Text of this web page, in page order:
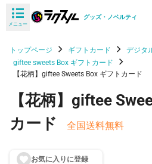
メニュー
グッズ・ノベルティ
トップページ ギフトカード
デジタ
giftee sweets Box ギフトカード
【花柄】giftee Sweets Box ギフトカード
【花柄】giftee
カード
全国送料無料
お気に入りに登録